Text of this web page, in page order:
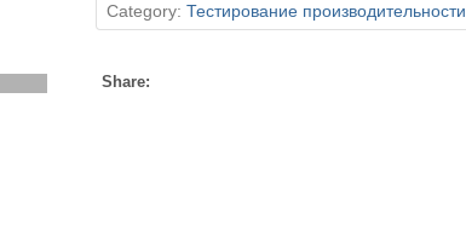
Category: Тестирование производительности
Share: